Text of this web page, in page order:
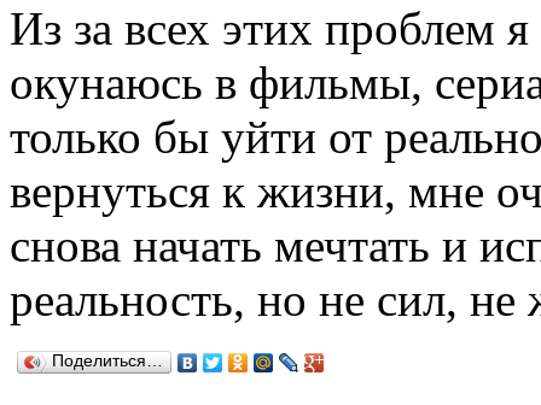
Из за всех этих проблем
окунаюсь в фильмы,
только бы уйти от
вернуться к жизни, мне
снова начать мечтать и
реальность, но не сил, не
Поделиться…